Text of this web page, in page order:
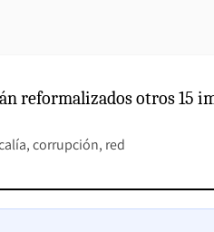
reformalizados otros 15
corrupción red